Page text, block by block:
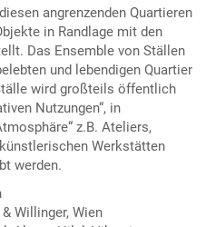
angrenzenden Quartieren
in Randlage mit den
Das Ensemble von Ställen
und lebendigen Quartier
wird großteils öffentlich
Nutzungen“, in
z.B. Ateliers,
Werkstätten
werden.
Willinger, Wien